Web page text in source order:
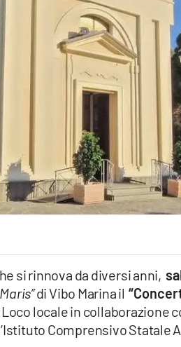
si rinnova da diversi anni,
di Vibo Marina il
locale in collaborazione
Comprensivo Statale